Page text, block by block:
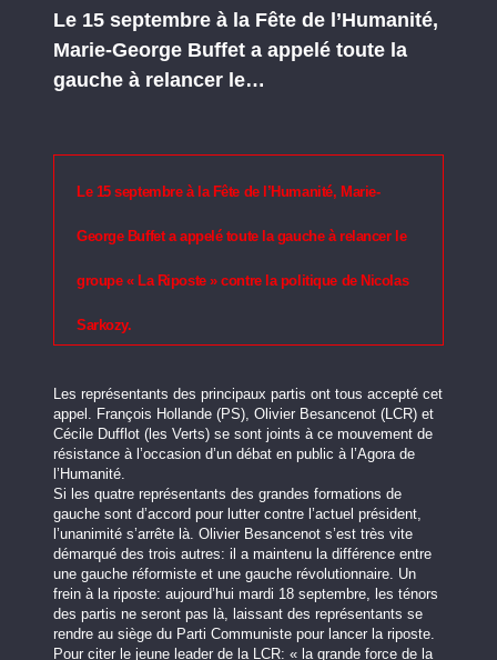
Le 15 septembre à la Fête de l’Humanité,
Marie-George Buffet a appelé toute la
gauche à relancer le…
Le 15 septembre à la Fête de l’Humanité, Marie-
George Buffet a appelé toute la gauche à relancer le
groupe « La Riposte » contre la politique de Nicolas
Sarkozy.
Les représentants des principaux partis ont tous accepté cet
appel. François Hollande (PS), Olivier Besancenot (LCR) et
Cécile Dufflot (les Verts) se sont joints à ce mouvement de
résistance à l’occasion d’un débat en public à l’Agora de
l’Humanité.
Si les quatre représentants des grandes formations de
gauche sont d’accord pour lutter contre l’actuel président,
l’unanimité s’arrête là. Olivier Besancenot s’est très vite
démarqué des trois autres: il a maintenu la différence entre
une gauche réformiste et une gauche révolutionnaire. Un
frein à la riposte: aujourd’hui mardi 18 septembre, les ténors
des partis ne seront pas là, laissant des représentants se
rendre au siège du Parti Communiste pour lancer la riposte.
Pour citer le jeune leader de la LCR: « la grande force de la